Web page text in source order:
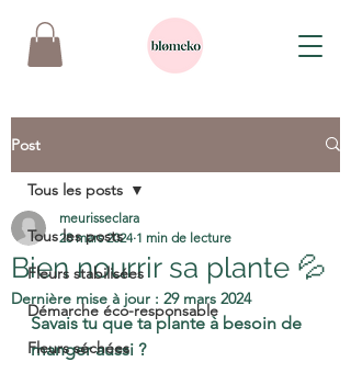
Post
Tous les posts
Fleurs stabilisées
Démarche éco-responsable
Fleurs séchées
Tous les posts
Bien nourrir sa plante 💦
meurisseclara
28 mars 2024 1 min de lecture
Dernière mise à jour : 29 mars 2024
Savais tu que ta plante à besoin de
manger aussi ?